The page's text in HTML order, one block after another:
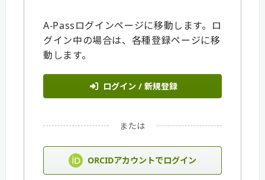
A-Passログインページに移動します。ロ
グイン中の場合は、各種登録ページに移
動します。
ログイン / 新規登録
または
ORCIDアカウントでログイン